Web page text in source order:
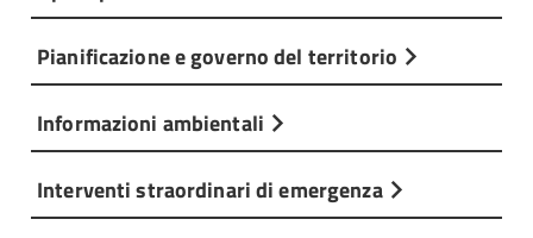
Pianificazione e governo del territorio
Informazioni ambientali
Interventi straordinari di emergenza